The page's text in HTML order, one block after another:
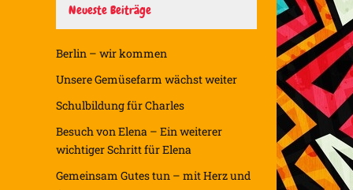
Neueste Beiträge
Berlin – wir kommen
Unsere Gemüsefarm wächst weiter
Schulbildung für Charles
Besuch von Elena – Ein weiterer
wichtiger Schritt für Elena
Gemeinsam Gutes tun – mit Herz und